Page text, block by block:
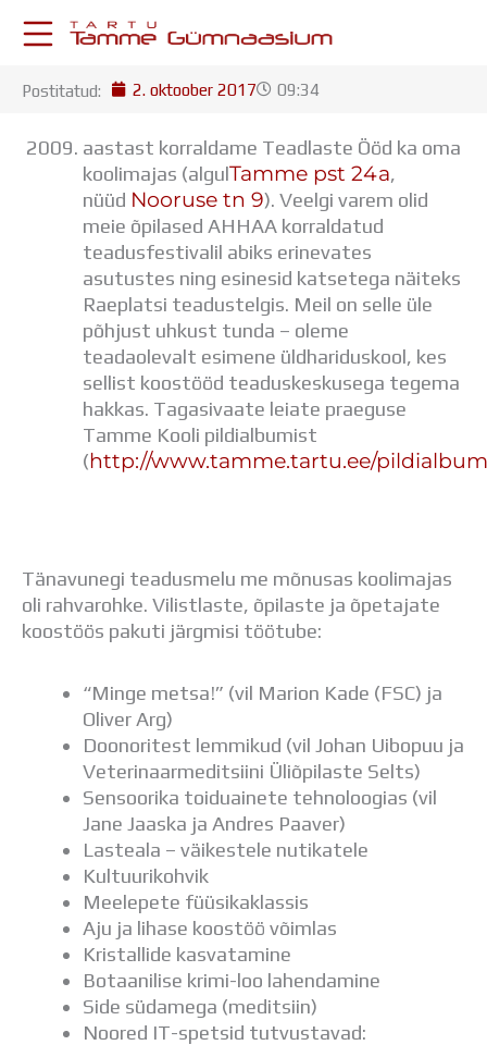
KESKKONNAD
Postkast
Drive
Tamme TV
Tamme Leht
Kooliraadio
Koorilaul
ÕPPETÖÖ
Tunniplaan
Aastaplaan
Õppekava
Ainepassid
Huviringid
Õpilastööd (UPT)
ÜLDINFO
Sisseastumine
Meie kool
Uudised
Lapsevanemale
Vilistlastele
Toitlustamine
Virtuaaltuur
Õpilasesindus
Kontaktid
Tööpakkumised
Postitatud: 2. oktoober 2017 09:34
aastast korraldame Teadlaste Ööd ka oma
koolimajas (algulTamme pst 24a,
nüüd Nooruse tn 9). Veelgi varem olid
meie õpilased AHHAA korraldatud
teadusfestivalil abiks erinevates
asutustes ning esinesid katsetega näiteks
Raeplatsi teadustelgis. Meil on selle üle
põhjust uhkust tunda – oleme
teadaolevalt esimene üldhariduskool, kes
sellist koostööd teaduskeskusega tegema
hakkas. Tagasivaate leiate praeguse
Tamme Kooli pildialbumist
(http://www.tamme.tartu.ee/
Tänavunegi teadusmelu me mõnusas koolimajas
oli rahvarohke. Vilistlaste, õpilaste ja õpetajate
koostöös pakuti järgmisi töötube:
“Minge metsa!” (vil Marion Kade (FSC) ja
Oliver Arg)
Doonoritest lemmikud (vil Johan Uibopuu ja
Veterinaarmeditsiini Üliõpilaste Selts)
Sensoorika toiduainete tehnoloogias (vil
Jane Jaaska ja Andres Paaver)
Lasteala – väikestele nutikatele
Kultuurikohvik
Meelepete füüsikaklassis
Aju ja lihase koostöö võimlas
Kristallide kasvatamine
Botaanilise krimi-loo lahendamine
Side südamega (meditsiin)
Noored IT-spetsid tutvustavad: